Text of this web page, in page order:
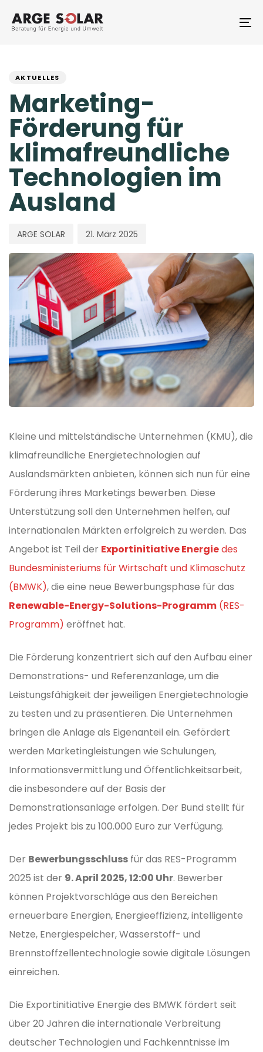
links
primary
content
AKTUELLES
Marketing-
Förderung für
klimafreundliche
Technologien im
Ausland
ARGE SOLAR 21. März 2025
Kleine und mittelständische Unternehmen (KMU), die
klimafreundliche Energietechnologien auf
Auslandsmärkten anbieten, können sich nun für eine
Förderung ihres Marketings bewerben. Diese
Unterstützung soll den Unternehmen helfen, auf
internationalen Märkten erfolgreich zu werden. Das
Angebot ist Teil der Exportinitiative Energiedes
Bundesministeriums für Wirtschaft und Klimaschutz
(BMWK), die eine neue Bewerbungsphase für das
Renewable-Energy-Solutions-Programm (RES-
Programm) eröffnet hat.
Die Förderung konzentriert sich auf den Aufbau einer
Demonstrations- und Referenzanlage, um die
Leistungsfähigkeit der jeweiligen Energietechnologie
zu testen und zu präsentieren. Die Unternehmen
bringen die Anlage als Eigenanteil ein. Gefördert
werden Marketingleistungen wie Schulungen,
Informationsvermittlung und Öffentlichkeitsarbeit,
die insbesondere auf der Basis der
Demonstrationsanlage erfolgen. Der Bund stellt für
jedes Projekt bis zu 100.000 Euro zur Verfügung.
Der Bewerbungsschluss für das RES-Programm
2025 ist der 9. April 2025, 12:00 Uhr. Bewerber
können Projektvorschläge aus den Bereichen
erneuerbare Energien, Energieeffizienz, intelligente
Netze, Energiespeicher, Wasserstoff- und
Brennstoffzellentechnologie sowie digitale Lösungen
einreichen.
Die Exportinitiative Energie des BMWK fördert seit
über 20 Jahren die internationale Verbreitung
deutscher Technologien und Fachkenntnisse im